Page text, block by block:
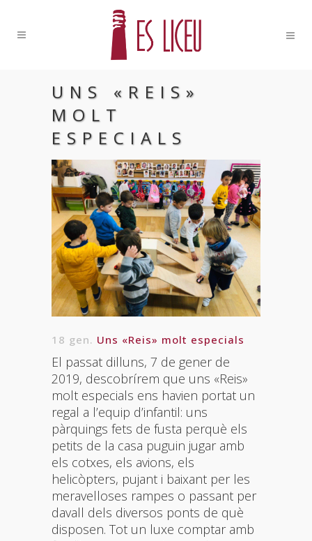
UNS «REIS»
MOLT
ESPECIALS
18 gen. Uns «Reis» molt especials
El passat dilluns, 7 de gener de
2019, descobrírem que uns «Reis»
molt especials ens havien portat un
regal a l’equip d’infantil: uns
pàrquings fets de fusta perquè els
petits de la casa puguin jugar amb
els cotxes, els avions, els
helicòpters, pujant i baixant per les
meravelloses rampes o passant per
davall dels diversos ponts de què
disposen. Tot un luxe comptar amb